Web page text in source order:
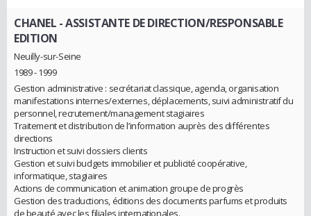
CHANEL - ASSISTANTE DE DIRECTION/RESPONSABLE
EDITION
Neuilly-sur-Seine
1989 - 1999
Gestion administrative : secrétariat classique, agenda, organisation
manifestations internes/externes, déplacements, suivi administratif du
personnel, recrutement/management stagiaires
Traitement et distribution de l’information auprès des différentes
directions
Instruction et suivi dossiers clients
Gestion et suivi budgets immobilier et publicité coopérative,
informatique, stagiaires
Actions de communication et animation groupe de progrès
Gestion des traductions, éditions des documents parfums et produits
de beauté avec les filiales internationales.